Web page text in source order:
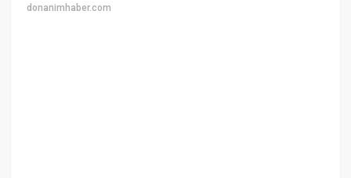
donanimhaber.com